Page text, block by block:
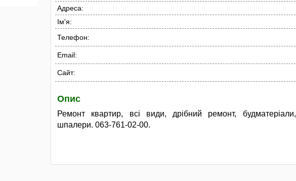
Адреса:
Ім'я:
Телефон:
Email:
Сайт:
Опис
Ремонт квартир, всі види, дрібний ремонт, будматеріали,
шпалери. 063-761-02-00.